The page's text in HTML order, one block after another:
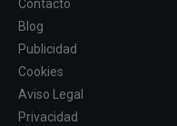
Contacto
Blog
Publicidad
Cookies
Aviso Legal
Privacidad